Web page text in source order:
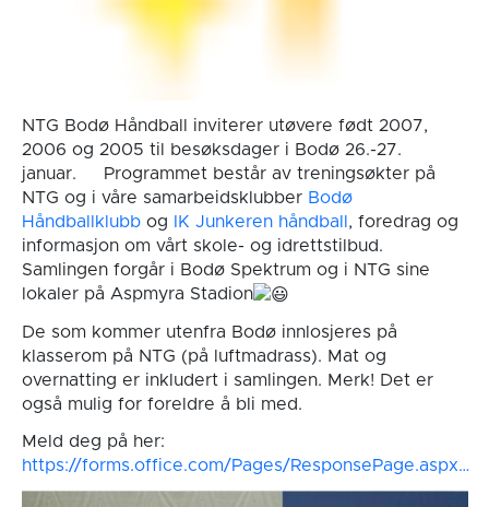
NTG Bodø Håndball inviterer utøvere født 2007,
2006 og 2005 til besøksdager i Bodø 26.-27.
januar. Programmet består av treningsøkter på
NTG og i våre samarbeidsklubber Bodø
Håndballklubbog IK Junkeren håndball , foredrag og
informasjon om vårt skole- og idrettstilbud.
Samlingen forgår i Bodø Spektrum og i NTG sine
lokaler på Aspmyra Stadion
De som kommer utenfra Bodø innlosjeres på
klasserom på NTG (på luftmadrass). Mat og
overnatting er inkludert i samlingen. Merk! Det er
også mulig for foreldre å bli med.
Meld deg på her:
https://forms.office.com/Pages/ResponsePage.aspx…